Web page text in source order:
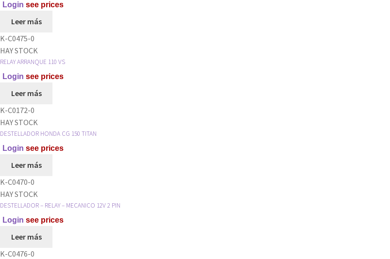
Login see prices
Leer más
K-C0475-0
HAY STOCK
RELAY ARRANQUE 110 VS
Login see prices
Leer más
K-C0172-0
HAY STOCK
DESTELLADOR HONDA CG 150 TITAN
Login see prices
Leer más
K-C0470-0
HAY STOCK
DESTELLADOR – RELAY – MECANICO 12V 2 PIN
Login see prices
Leer más
K-C0476-0